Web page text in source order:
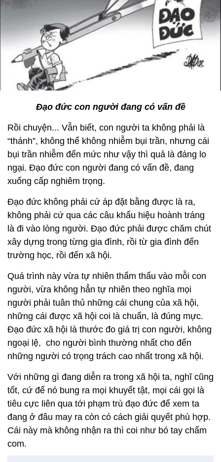
Đạo đức con người đang có vấn đề
Rồi chuyện... Vẫn biết, con người ta không phải là
“thánh”, không thể không nhiễm bụi trần, nhưng cái
bụi trần nhiễm đến mức như vậy thì quả là đáng lo
ngại. Đạo đức con người đang có vấn đề, đang
xuống cấp nghiêm trọng.
Đạo đức không phải cứ áp đặt bằng được là ra,
không phải cứ qua các câu khẩu hiệu hoành tráng
là đi vào lòng người. Đạo đức phải được chăm chút
xây dựng trong từng gia đình, rồi từ gia đình đến
trường học, rồi đến xã hội.
Quá trình này vừa tự nhiên thẩm thấu vào mỗi con
người, vừa không hẳn tự nhiên theo nghĩa mọi
người phải tuân thủ những cái chung của xã hội,
những cái được xã hội coi là chuẩn, là đúng mực.
Đạo đức xã hội là thước đo giá trị con người, không
ngoại lệ, cho người bình thường nhất cho đến
những người có trọng trách cao nhất trong xã hội.
Với những gì đang diễn ra trong xã hội ta, nghĩ cũng
tốt, cứ để nó bung ra mọi khuyết tật, mọi cái gọi là
tiêu cực liên qua tới phạm trù đạo đức để xem ta
đang ở đâu may ra còn có cách giải quyết phù hợp.
Cái này mà không nhận ra thì coi như bó tay chấm
com.